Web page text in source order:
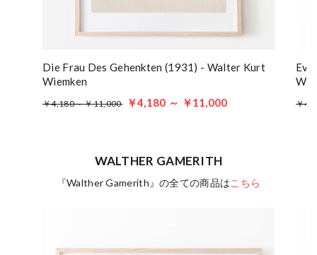
Die Frau Des Gehenkten (1931) - Walter Kurt
Wiemken
￥4,180～ ￥11,000 ￥4,180 ～ ￥11,000 ￥
WALTHER GAMERITH
『Walther Gamerith』の全ての商品はこちら